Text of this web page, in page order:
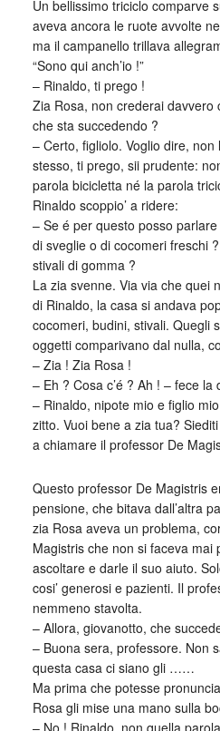
Un bellissimo triciclo comparve
aveva ancora le ruote avvolte
ma il campanello trillava
“Sono qui anch’io !”
– Rinaldo, ti prego !
Zia Rosa, non crederai davvero
che sta succedendo ?
– Certo, figliolo. Voglio dire,
stesso, ti prego, sii prudente:
parola bicicletta né la parola
Rinaldo scoppio’ a ridere:
– Se é per questo posso
di sveglie o di cocomeri freschi
stivali di gomma ?
La zia svenne. Via via che quei
di Rinaldo, la casa si andava
cocomeri, budini, stivali. Quegli
oggetti comparivano dal nulla,
– Zia ! Zia Rosa !
– Eh ? Cosa c’é ? Ah ! – fece
– Rinaldo, nipote mio e figlio
zitto. Vuoi bene a zia tua?
a chiamare il professor De
Questo professor De Magistris
pensione, che bitava dall’altra
zia Rosa aveva un problema,
Magistris che non si faceva mai
ascoltare e darle il suo aiuto.
cosi’ generosi e pazienti. Il
nemmeno stavolta.
– Allora, giovanotto, che
– Buona sera, professore. Non
questa casa ci siano gli ……
Ma prima che potesse
Rosa gli mise una mano sulla
– No ! Rinaldo, non quella